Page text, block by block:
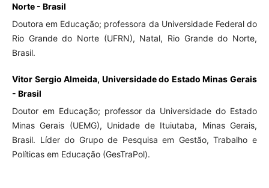
Norte - Brasil
Doutora em Educação; professora da Universidade Federal do
Rio Grande do Norte (UFRN), Natal, Rio Grande do Norte,
Brasil.
Vitor Sergio Almeida, Universidade do Estado Minas Gerais
- Brasil
Doutor em Educação; professor da Universidade do Estado
Minas Gerais (UEMG), Unidade de Ituiutaba, Minas Gerais,
Brasil. Líder do Grupo de Pesquisa em Gestão, Trabalho e
Políticas em Educação (GesTraPol).